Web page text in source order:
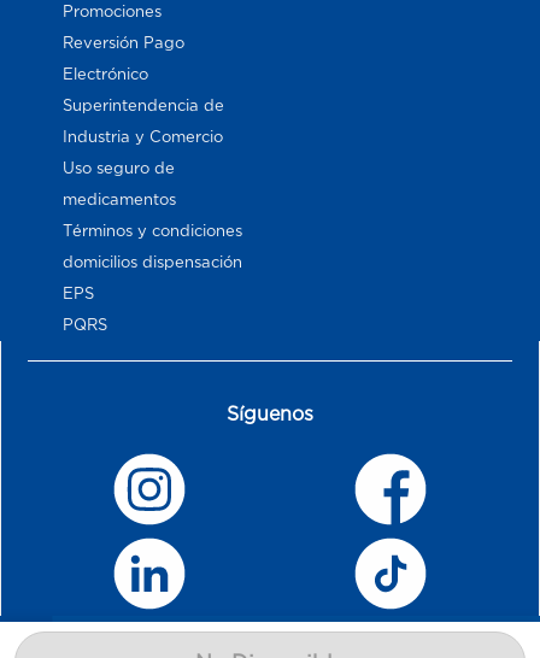
Promociones
Reversión Pago
Electrónico
Superintendencia de
Industria y Comercio
Uso seguro de
medicamentos
Términos y condiciones
domicilios dispensación
EPS
PQRS
Síguenos